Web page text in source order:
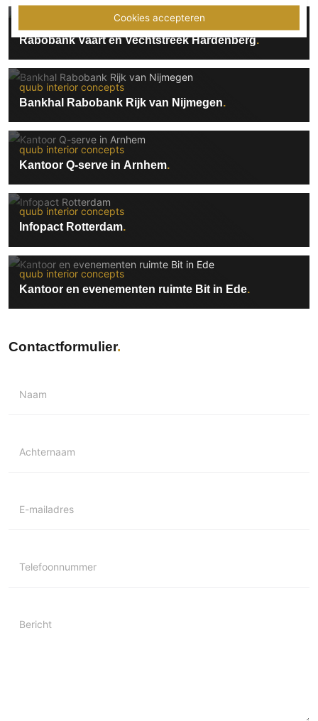
Overig
Aannemers Interieur
Akoestiek
Wellness
Wijnkelder en wijnkasten
quub interior concepts
Rabobank Vaart en Vechtstreek Hardenberg
quub interior concepts
Bankhal Rabobank Rijk van Nijmegen
quub interior concepts
Kantoor Q-serve in Arnhem
quub interior concepts
Infopact Rotterdam
quub interior concepts
Kantoor en evenementen ruimte Bit in Ede
Contactformulier
Naam
Achternaam
E-mailadres
Telefoonnummer
Bericht
Cookies accepteren